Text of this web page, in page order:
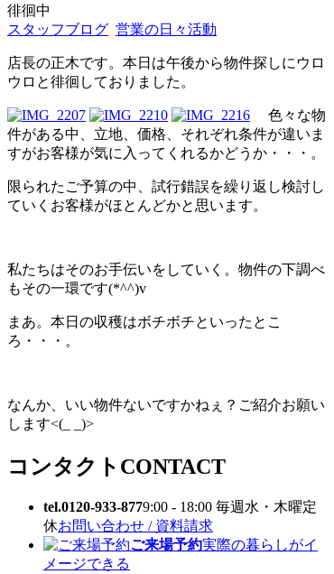
徘徊中
スタッフブログ 営業の日々活動
店長の正木です。本日は午後から物件探しにウロ
ウロと徘徊しておりました。
色々な物
件がある中、立地、価格、それぞれ条件が違いま
すがお客様が気に入ってくれるかどうか・・・。
限られたご予算の中、試行錯誤を繰り返し検討し
ていくお客様がほとんどかと思います。
私たちはそのお手伝いをしていく。物件の下調べ
もその一環です(*^^)v
まあ。本日の収穫はボチボチといったとこ
ろ・・・。
なんか、いい物件ないですかねぇ？ご紹介お願い
します<(_ _)>
コンタクト CONTACT
tel.0120-933-8779:00 - 18:00 毎週水・木曜定
休お問い合わせ / 資料請求
ご来場予約実際の暮らしがイ
メージできる